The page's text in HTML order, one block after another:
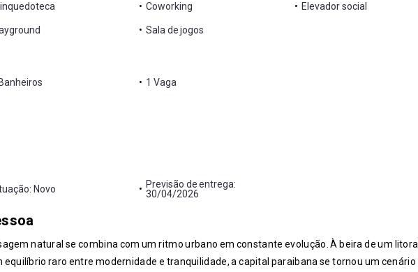
• Coworking • Elevador social
• Sala de jogos
• 1 Vaga
Novo • Previsão de entrega:
30/04/2026
natural se combina com um ritmo urbano em constante evolução. À beira de um litoral
raro entre modernidade e tranquilidade, a capital paraibana se tornou um cenário